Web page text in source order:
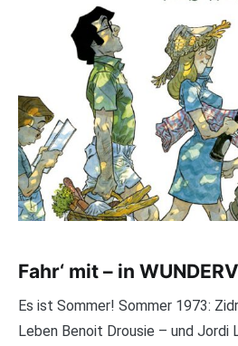
Fahr‘ mit – in
Es ist Sommer! Sommer 1973:
Leben Benoit Drousie – und